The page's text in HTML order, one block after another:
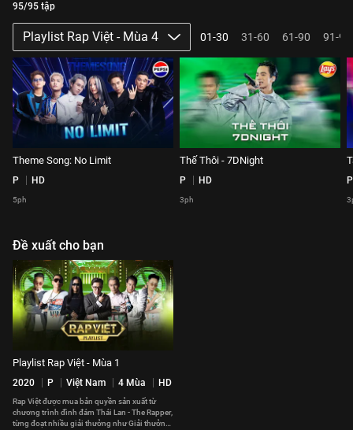
95/95 tập
Playlist Rap Việt - Mùa 4 01-30 31-60 61-90 91-95
Theme Song: No Limit
P HD
5ph
Thế Thôi - 7DNight
P HD
3ph
P
Đề xuất cho bạn
Playlist Rap Việt - Mùa 1
2020 P Việt Nam 4 Mùa HD
Rap Việt được mua bản quyền sản xuất từ
chương trình đình đám Thái Lan - The Rapper,
từng đoạt nhiều giải thưởng như Giải thưởng